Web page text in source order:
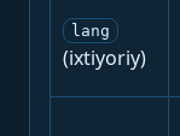
lang
(ixtiyoriy)